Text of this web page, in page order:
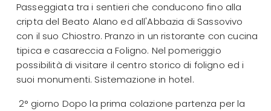
Passeggiata tra i sentieri che conducono fino alla
cripta del Beato Alano ed all'Abbazia di Sassovivo
con il suo Chiostro. Pranzo in un ristorante con cucina
tipica e casareccia a Foligno. Nel pomeriggio
possibilità di visitare il centro storico di foligno ed i
suoi monumenti. Sistemazione in hotel.
2° giorno Dopo la prima colazione partenza per la